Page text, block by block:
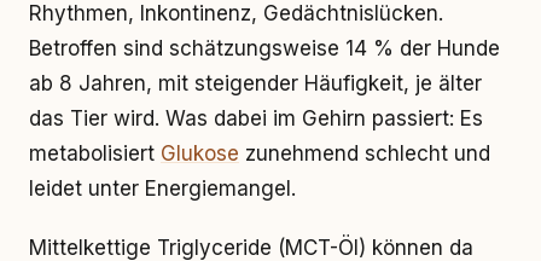
Rhythmen, Inkontinenz, Gedächtnislücken.
Betroffen sind schätzungsweise 14 % der Hunde
ab 8 Jahren, mit steigender Häufigkeit, je älter
das Tier wird. Was dabei im Gehirn passiert: Es
metabolisiert Glukose zunehmend schlecht und
leidet unter Energiemangel.
Mittelkettige Triglyceride (MCT-Öl) können da